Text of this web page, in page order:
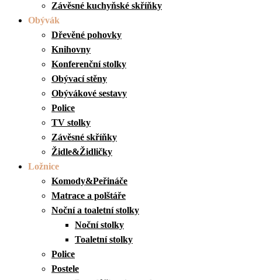
Závěsné kuchyňské skříňky
Obývák
Dřevěné pohovky
Knihovny
Konferenční stolky
Obývací stěny
Obývákové sestavy
Police
TV stolky
Závěsné skříňky
Židle&Židličky
Ložnice
Komody&Peřináče
Matrace a polštáře
Noční a toaletní stolky
Noční stolky
Toaletní stolky
Police
Postele